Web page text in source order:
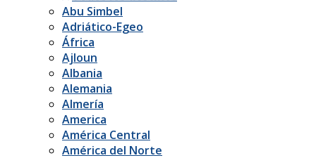
Abu Simbel
Adriático-Egeo
África
Ajloun
Albania
Alemania
Almería
America
América Central
América del Norte